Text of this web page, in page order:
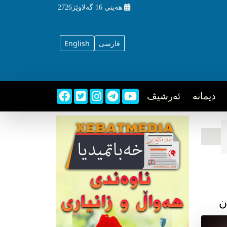
هه‌ینی 16 گه‌لاوێژ2726
English فارسی
دیمانه ئه‌رشیڤ